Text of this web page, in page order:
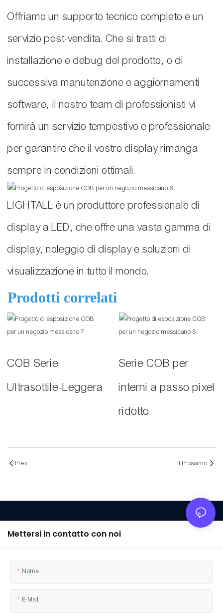
Offriamo un supporto tecnico completo e un
servizio post-vendita. Che si tratti di
installazione e debug del prodotto, o di
successiva manutenzione e aggiornamenti
software, il nostro team di professionisti vi
fornirà un servizio tempestivo e professionale
per garantire che il vostro display rimanga
sempre in condizioni ottimali.
LIGHTALL è un produttore professionale di
display a LED, che offre una vasta gamma di
display, noleggio di display e soluzioni di
visualizzazione in tutto il mondo.
Prodotti correlati
COB Serie
Ultrasottile-Leggera
Serie COB per
interni a passo pixel
ridotto
Prev Il Prossimo
Mettersi in contatto con noi
Nome
E-Mail